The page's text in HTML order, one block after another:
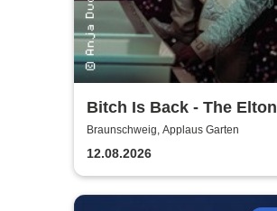
Bitch Is Back - The Elton
John Show
Braunschweig, Applaus Garten
12.08.2026